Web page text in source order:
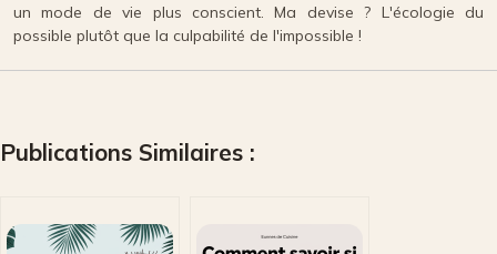
un mode de vie plus conscient. Ma devise ? L'écologie du
possible plutôt que la culpabilité de l'impossible !
Publications Similaires :